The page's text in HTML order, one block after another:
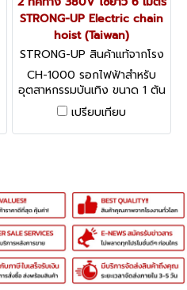
STRONG-UP Electric chain
hoist (Taiwan)
STRONG-UP สินค้าแท้จากโรง
งานผู้ผลิต CH-1000
CH-1000 รอกไฟฟ้าสำหรับ
อุตสาหกรรมบันเทิง ขนาด 1 ตัน
2 ทิศทาง 380V โซ่ยาว 6 เมตร
STRONG-UP Electric chain
hoist (Taiwan)
เปรียบเทียบ